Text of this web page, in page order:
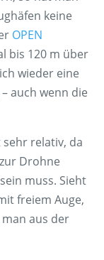
keine
OPEN
bis 120 m über
wieder eine
auch wenn die
relativ, da
Drohne
muss. Sieht
freiem Auge,
aus der